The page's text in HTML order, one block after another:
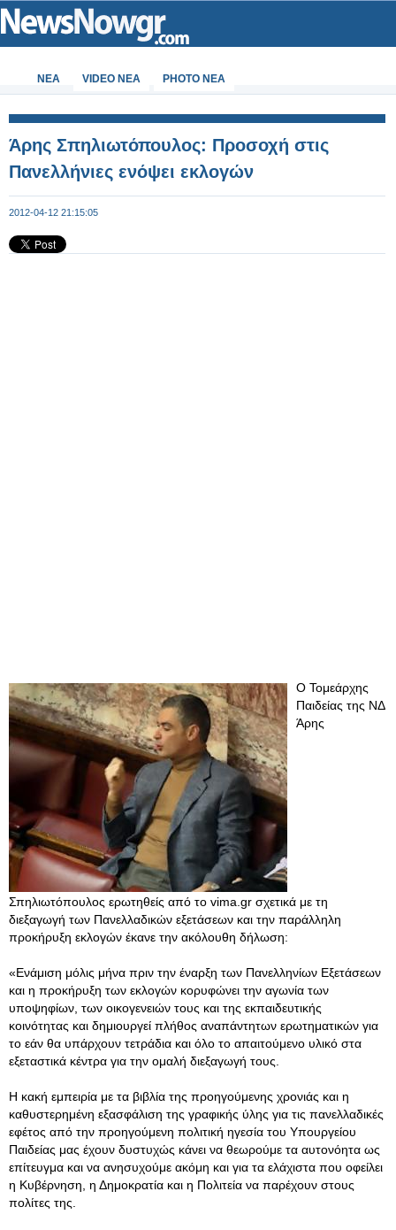
ΝΕΑ VIDEO NEA PHOTO NEA
Άρης Σπηλιωτόπουλος: Προσοχή στις
Πανελλήνιες ενόψει εκλογών
2012-04-12 21:15:05
Ο Τομεάρχης
Παιδείας της ΝΔ
Άρης
Σπηλιωτόπουλος ερωτηθείς από το vima.gr σχετικά με τη
διεξαγωγή των Πανελλαδικών εξετάσεων και την παράλληλη
προκήρυξη εκλογών έκανε την ακόλουθη δήλωση:
«Ενάμιση μόλις μήνα πριν την έναρξη των Πανελληνίων Εξετάσεων
και η προκήρυξη των εκλογών κορυφώνει την αγωνία των
υποψηφίων, των οικογενειών τους και της εκπαιδευτικής
κοινότητας και δημιουργεί πλήθος αναπάντητων ερωτηματικών για
το εάν θα υπάρχουν τετράδια και όλο το απαιτούμενο υλικό στα
εξεταστικά κέντρα για την ομαλή διεξαγωγή τους.
Η κακή εμπειρία με τα βιβλία της προηγούμενης χρονιάς και η
καθυστερημένη εξασφάλιση της γραφικής ύλης για τις πανελλαδικές
εφέτος από την προηγούμενη πολιτική ηγεσία του Υπουργείου
Παιδείας μας έχουν δυστυχώς κάνει να θεωρούμε τα αυτονόητα ως
επίτευγμα και να ανησυχούμε ακόμη και για τα ελάχιστα που οφείλει
η Κυβέρνηση, η Δημοκρατία και η Πολιτεία να παρέχουν στους
πολίτες της.